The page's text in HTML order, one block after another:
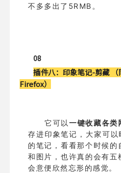
不多多出了5RMB。
08
插件八： 印象笔记-剪藏
Firefox）
它可以一键收藏各类
存进印象笔记，大家可
的笔记，看看那个时候的
和图片，也许真的会有五
会意便欣然忘形的感觉。